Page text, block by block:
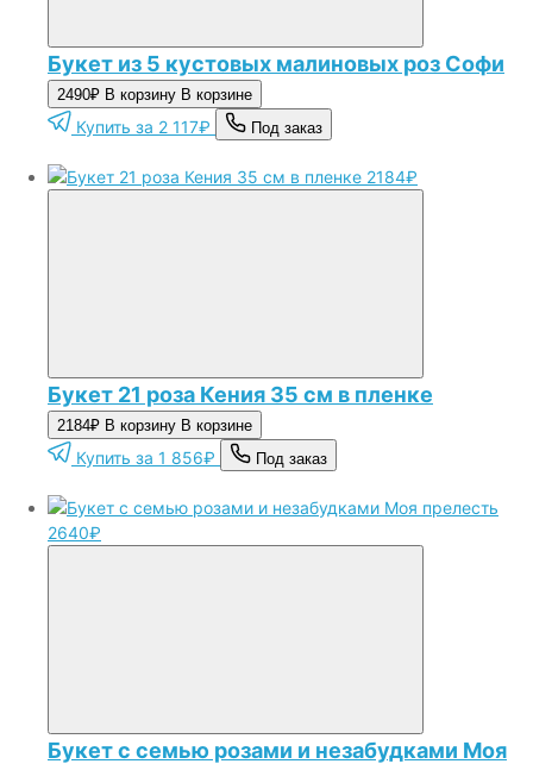
Букет из 5 кустовых малиновых роз Софи
2490₽ В корзину В корзине
Купить за 2 117₽ Под заказ
2184₽
Букет 21 роза Кения 35 см в пленке
2184₽ В корзину В корзине
Купить за 1 856₽ Под заказ
2640₽
Букет с семью розами и незабудками Моя